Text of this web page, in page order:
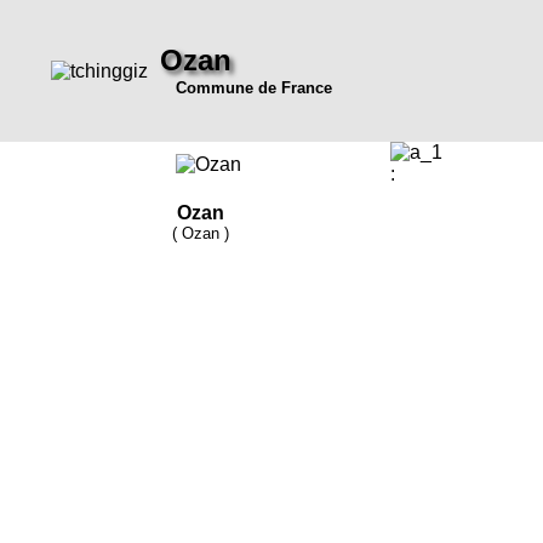
Ozan
Commune de France
Ozan
( Ozan )
: